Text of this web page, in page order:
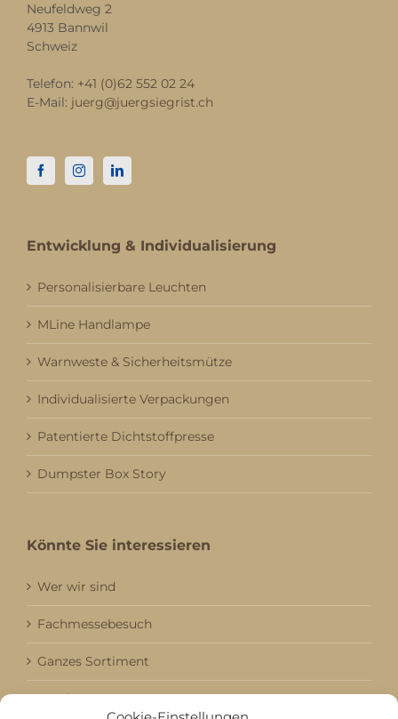
Neufeldweg 2
4913 Bannwil
Schweiz
Telefon: +41 (0)62 552 02 24
E-Mail: juerg@juergsiegrist.ch
Entwicklung & Individualisierung
Personalisierbare Leuchten
MLine Handlampe
Warnweste & Sicherheitsmütze
Individualisierte Verpackungen
Patentierte Dichtstoffpresse
Dumpster Box Story
Könnte Sie interessieren
Wer wir sind
Fachmessebesuch
Ganzes Sortiment
Kataloge